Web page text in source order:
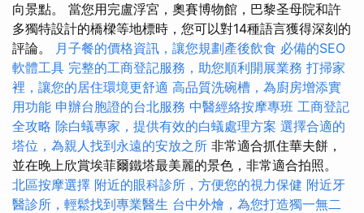
向景點。 當您用完盧浮宮，奧賽博物館，巴黎圣母院和許
多獨特設計的橋樑等地標時，您可以對14種語言獲得深刻的
評論。 月子餐的價格資訊，讓您規劃產後飲食 必備的SEO
軟體工具 完整的工商登記服務，助您順利開展業務 打掃家
裡，讓您的居住環境更舒適 高品質洗碗槽，為廚房增添實
用功能 申辦台胞證的台北服務 中醫經絡按摩專班 工商登記
全攻略 除白蟻專家，提供有效的白蟻處理方案 選擇合適的
塔位，為親人找到永遠的安放之所 非常適合抓住華夫餅，
並在晚上欣賞埃菲爾鐵塔最美麗的景色，非常適合拍照。
北區按摩選擇 附近的眼科診所，方便您的視力保健 附近牙
醫診所，輕鬆找到專業醫生 台中外燴，為您打造獨一無二